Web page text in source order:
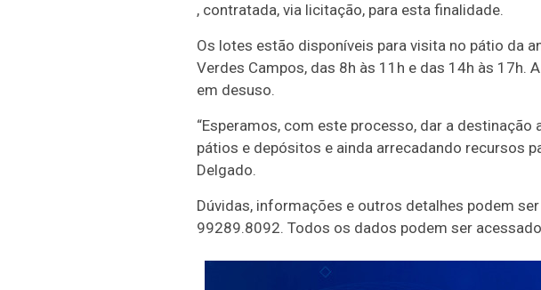
, contratada, via licitação, para esta finalidade.
Os lotes estão disponíveis para visita no pátio da
Verdes Campos, das 8h às 11h e das 14h às 17h.
em desuso.
“Esperamos, com este processo, dar a
pátios e depósitos e ainda arrecadando recursos
Delgado.
Dúvidas, informações e outros detalhes podem
99289.8092. Todos os dados podem ser